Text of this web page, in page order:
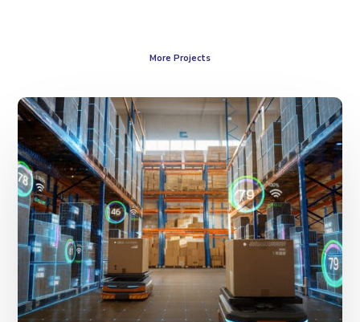
More Projects
Logistic
Forecast